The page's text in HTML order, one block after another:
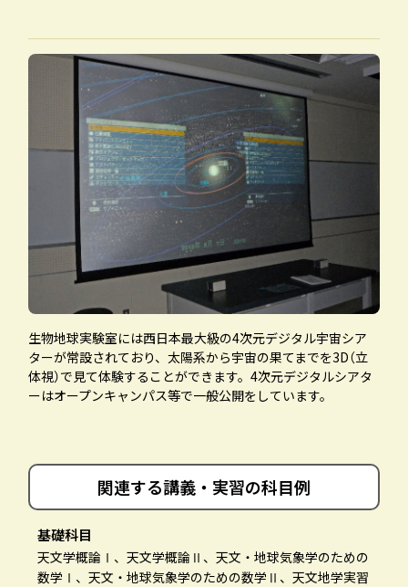
生物地球実験室には西日本最大級の4次元デジタル宇宙シア
ターが常設されており、太陽系から宇宙の果てまでを3D（立
体視）で見て体験することができます。4次元デジタルシアタ
ーはオープンキャンパス等で一般公開をしています。
関連する講義・ 実習の科目例
基礎科目
天文学概論Ⅰ、天文学概論Ⅱ、天文・地球気象学のための
数学Ⅰ、天文・地球気象学のための数学Ⅱ、天文地学実習